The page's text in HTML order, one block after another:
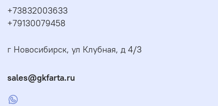
+73832003633
+79130079458
г Новосибирск, ул Клубная, д 4/3
sales@gkfarta.ru